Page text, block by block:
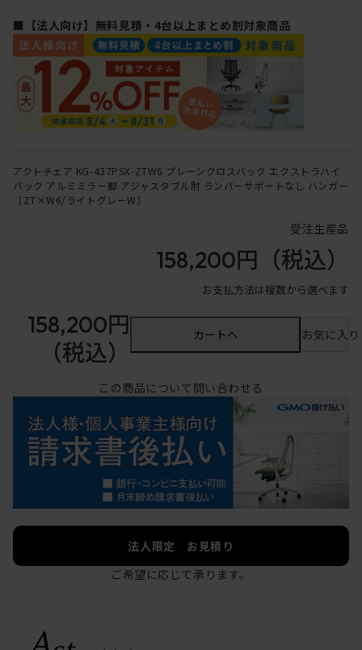
■【法人向け】無料見積・4台以上まとめ割対象商品
アクトチェア KG-437PSX-ZTW6 プレーンクロスバック エクストラハイ
バック アルミミラー脚 アジャスタブル肘 ランバーサポートなし ハンガー
［ZT×W6/ライトグレーW］
受注生産品
158,200円 （税込）
お支払方法は複数から選べます
158,200円
（税込）
カートへ お気に入
この商品について問い合わせる
法人限定 お見積り
ご希望に応じて承ります。